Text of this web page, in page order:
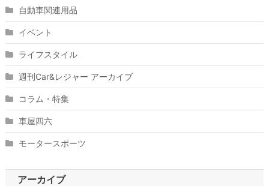
自動車関連用品
イベント
ライフスタイル
週刊Car&レジャー アーカイブ
コラム・特集
車屋四六
モータースポーツ
アーカイブ